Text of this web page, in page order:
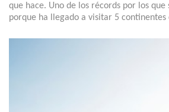
que hace. Uno de los récords por los que
porque ha llegado a visitar 5